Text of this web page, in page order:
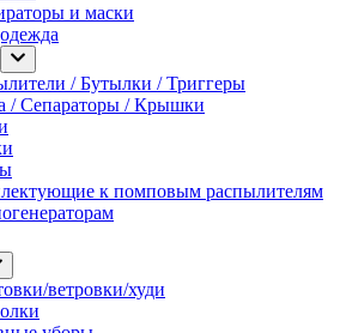
и маски
/ Бутылки / Триггеры
/ Сепараторы / Крышки
к помповым распылителям
ветровки/худи